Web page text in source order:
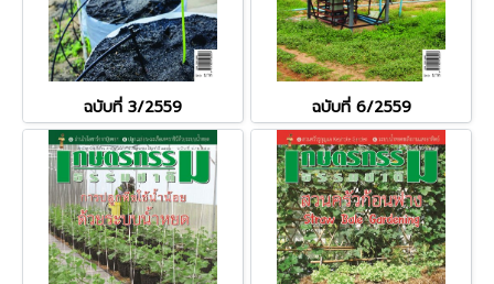
ฉบับที่ 3/2559 ฉบับที่ 6/2559